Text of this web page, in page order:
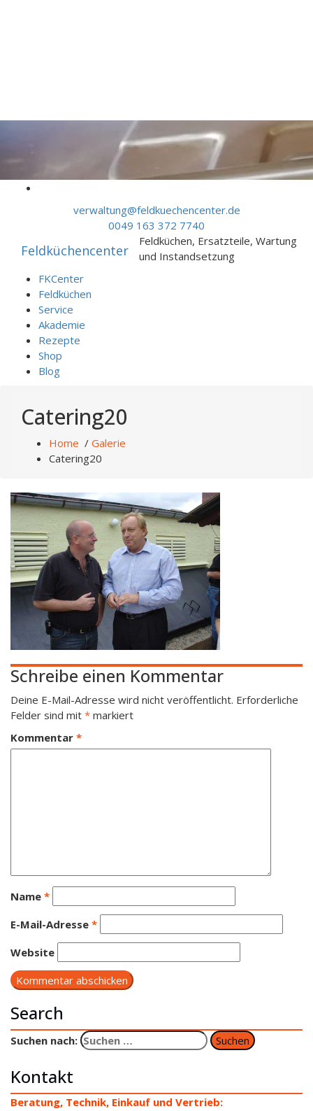
verwaltung@feldkuechencenter.de
0049 163 372 7740
Feldküchencenter
Feldküchen, Ersatzteile, Wartung
und Instandsetzung
FKCenter
Feldküchen
Service
Akademie
Rezepte
Shop
Blog
Catering20
Home / Galerie
Catering20
Schreibe einen Kommentar
Deine E-Mail-Adresse wird nicht veröffentlicht. Erforderliche
Felder sind mit * markiert
Kommentar *
Name *
E-Mail-Adresse *
Website
Search
Suchen nach:
Kontakt
Beratung, Technik, Einkauf und Vertrieb: